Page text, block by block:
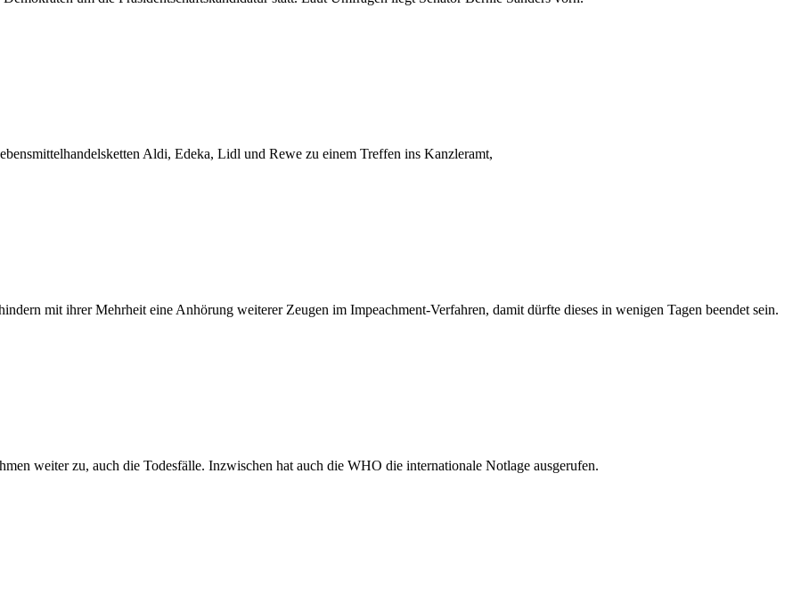
Aldi, Edeka, Lidl und Rewe zu einem Treffen ins Kanzleramt,
mit ihrer Mehrheit eine Anhörung weiterer Zeugen im Impeachment-Verfahren, damit dürfte dieses in wenigen Tagen beendet sein.
weiter zu, auch die Todesfälle. Inzwischen hat auch die WHO die internationale Notlage ausgerufen.